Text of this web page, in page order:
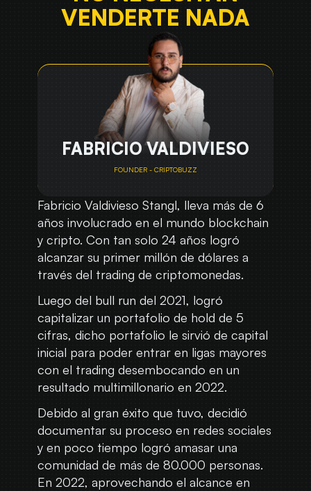
VENDERTE NADA
FABRICIO VALDIVIESO
FOUNDER - CRIPTOBUZZ
Fabricio Valdivieso Stangl, lleva más de 6
años involucrado en el mundo blockchain
y cripto. Con tan solo 24 años logró
alcanzar su primer millón de dólares a
través del trading de criptomonedas.
Luego del bull run del 2021, logró
capitalizar un portafolio de hold de 5
cifras, dicho portafolio le sirvió de capital
inicial para poder entrar en ligas mayores
con el trading desembocando en un
resultado multimillonario en 2022.
Debido al gran éxito que tuvo, decidió
documentar su proceso en redes sociales
y en poco tiempo logró amasar una
comunidad de más de 80.000 personas.
En 2022, aprovechando el alcance en